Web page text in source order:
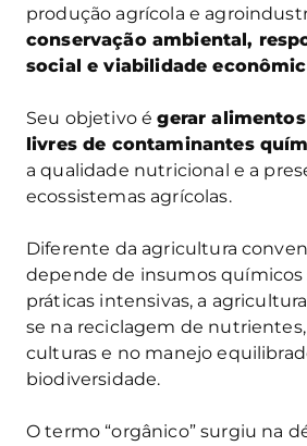
produção agrícola e
conservação ambiental,
social e viabilidade
Seu objetivo égerar
livres de contaminantes
a qualidade nutricional e a
ecossistemas agrícolas.
Diferente da agricultura
depende de insumos químicos
práticas intensivas, a
se na reciclagem de
culturas e no manejo
biodiversidade.
O termo “orgânico” surgiu na